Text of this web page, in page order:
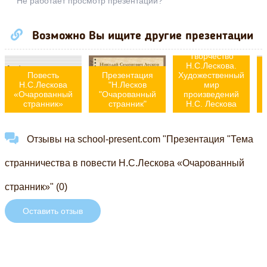
Возможно Вы ищите другие презентации
Повесть
Н.С.Лескова
«Очарованный
странник»
Презентация
"Н.Лесков
"Очарованный
странник"
Творчество
Н.С.Лескова.
Художественный
мир
произведений
Н.С. Лескова
Отзывы на school-present.com "Презентация "Тема
странничества в повести Н.С.Лескова «Очарованный
странник»" (0)
Оставить отзыв